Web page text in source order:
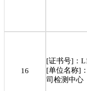
16
[证书号]：
[单位名称]
司检测中心